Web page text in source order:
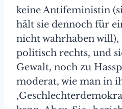
keine Antifeministin
hält sie dennoch für
nicht wahrhaben will),
politisch rechts, und
Gewalt, noch zu
moderat, wie man in